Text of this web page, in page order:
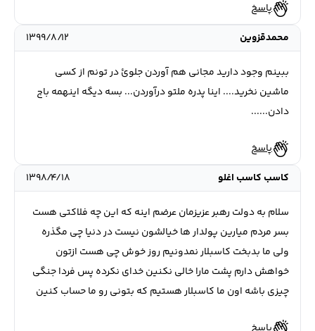
پاسخ
محمدقزوین
۱۳۹۹/۸/۱۲
ببینم وجود دارید مجانی هم آوردن جلوئ در تونم از کسی
ماشین نخرید.... اینا پدره ملتو درآوردن... بسه دیگه اینهمه باج
دادن......
پاسخ
کاسب کاسب اغلو
۱۳۹۸/۴/۱۸
سلام به دولت رهبر عزیزمان عرضم اینه که این چه فلاکتی هست
بسر مردم میارین پولدار ها خیالشون نیست در دنیا چی مگذره
ولی ما بدبخت کاسبلار نمدونیم روز خوش چی هست ازتون
خواهش دارم پشت مارا خالی نکنین خدای نکرده پس فردا جنگی
چیزی باشه اون ما کاسبلار هستیم که بتونی رو ما حساب کنین